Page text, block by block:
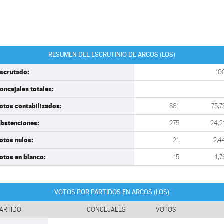
RESUMEN DEL ESCRUTINIO DE ARCOS (LOS)
totales:
contabilizados: 861
275
nulos: 21
en blanco: 15
VOTOS POR PARTIDOS EN ARCOS (LOS)
CONCEJALES VOTOS